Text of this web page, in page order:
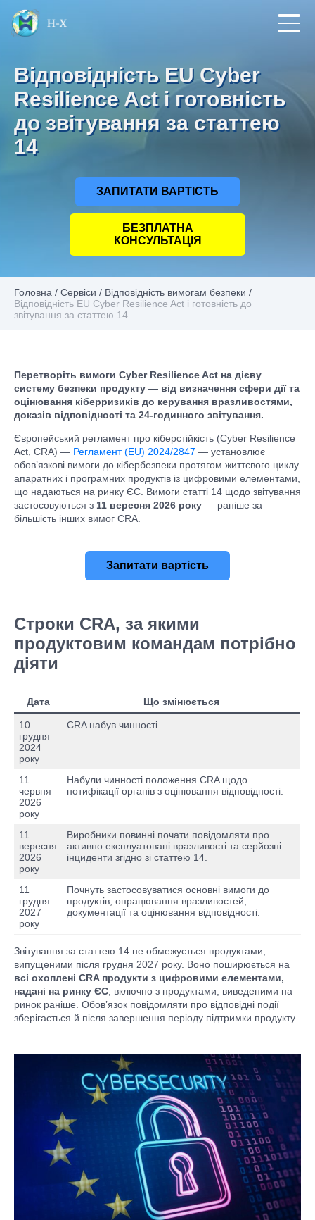
Відповідність EU Cyber
Resilience Act і готовність
до звітування за статтею
14
ЗАПИТАТИ ВАРТІСТЬ
БЕЗПЛАТНА
КОНСУЛЬТАЦІЯ
Головна / Сервіси / Відповідність вимогам безпеки /
Відповідність EU Cyber Resilience Act і готовність до
звітування за статтею 14
Перетворіть вимоги Cyber Resilience Act на дієву
систему безпеки продукту — від визначення сфери дії та
оцінювання кіберризиків до керування вразливостями,
доказів відповідності та 24-годинного звітування.
Європейський регламент про кіберстійкість (Cyber Resilience
Act, CRA) — Регламент (EU) 2024/2847 — установлює
обов’язкові вимоги до кібербезпеки протягом життєвого циклу
апаратних і програмних продуктів із цифровими елементами,
що надаються на ринку ЄС. Вимоги статті 14 щодо звітування
застосовуються з 11 вересня 2026 року — раніше за
більшість інших вимог CRA.
Запитати вартість
Строки CRA, за якими
продуктовим командам потрібно
діяти
Дата Що змінюється
10
грудня
2024
року
CRA набув чинності.
11
червня
2026
року
Набули чинності положення CRA щодо
нотифікації органів з оцінювання відповідності.
11
вересня
2026
року
Виробники повинні почати повідомляти про
активно експлуатовані вразливості та серйозні
інциденти згідно зі статтею 14.
11
грудня
2027
року
Почнуть застосовуватися основні вимоги до
продуктів, опрацювання вразливостей,
документації та оцінювання відповідності.
Звітування за статтею 14 не обмежується продуктами,
випущеними після грудня 2027 року. Воно поширюється на
всі охоплені CRA продукти з цифровими елементами,
надані на ринку ЄС , включно з продуктами, виведеними на
ринок раніше. Обов’язок повідомляти про відповідні події
зберігається й після завершення періоду підтримки продукту.